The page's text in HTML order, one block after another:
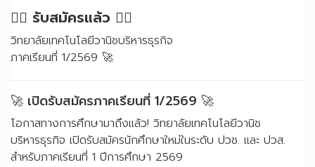
✍🏽 รับสมัครแล้ว ✍🏽
วิทยาลัยเทคโนโลยีวานิชบริหารธุรกิจ
ภาคเรียนที่ 1/2569 🚀
🚀 เปิดรับสมัครภาคเรียนที่ 1/2569 🚀
โอกาสทางการศึกษามาถึงแล้ว! วิทยาลัยเทคโนโลยีวานิช
บริหารธุรกิจ เปิดรับสมัครนักศึกษาใหม่ในระดับ ปวช. และ ปวส.
สำหรับภาคเรียนที่ 1 ปีการศึกษา 2569